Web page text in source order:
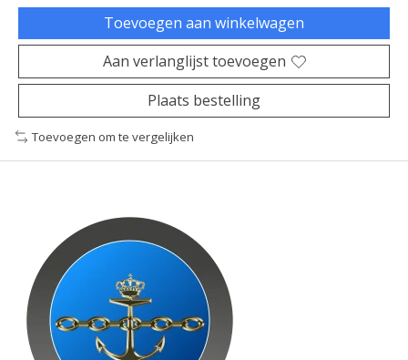
Toevoegen aan winkelwagen
Aan verlanglijst toevoegen
Plaats bestelling
Toevoegen om te vergelijken